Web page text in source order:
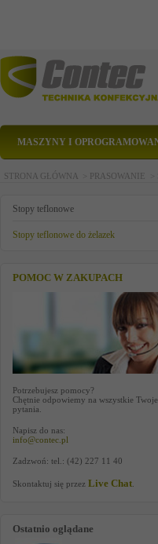
MASZYNY I
STRONA GŁÓWNA > PRASOWANIE >
Stopy teflonowe
Stopy teflonowe do żelazek
POMOC W ZAKUPACH
Potrzebujesz pomocy?
Chętnie odpowiemy na wszystkie Twoje
pytania.
Napisz do nas:
info@contec.pl
Zadzwoń: tel.: (42) 227 11 40
Skontaktuj się przez Live Chat
Ostatnio oglądane